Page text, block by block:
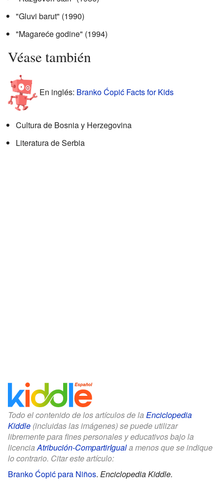
"Gluvi barut" (1990)
"Magareće godine" (1994)
Véase también
En inglés: Branko Ćopić Facts for Kids
Cultura de Bosnia y Herzegovina
Literatura de Serbia
Todo el contenido de los artículos de la Enciclopedia
Kiddle (incluidas las imágenes) se puede utilizar
libremente para fines personales y educativos bajo la
licenciaAtribución-CompartirIguala menos que se indique
lo contrario. Citar este artículo:
Branko Ćopić para Niños. Enciclopedia Kiddle.